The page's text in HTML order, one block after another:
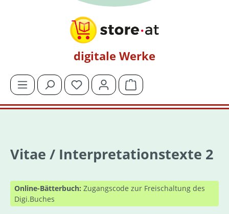
digitale Werke
Du hast 0 Produkte auf dem Merkzettel
Warenkorb enthält 0
Vitae / Interpretationstexte 2
Online-Bätterbuch: Zugangscode zur Freischaltung des
Digi.Buches